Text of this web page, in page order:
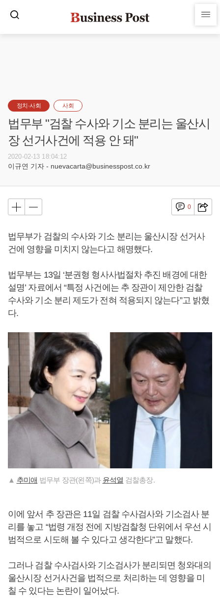
정치·사회 사회
법무부 "검찰 수사와 기소 분리는 울산시
장 선거사건에 적용 안 돼"
2020-02-13 18:04:12
이규연 기자 - nuevacarta@businesspost.co.kr
0
법무부가 검찰의 수사와 기소 분리는 울산시장 선거사
건에 영향을 미치지 않는다고 해명했다.
법무부는 13일 ‘분권형 형사사법절차 추진 배경에 대한
설명’ 자료에서 “특정 사건에는 추 장관이 제안한 검찰
수사와 기소 분리 제도가 전혀 적용되지 않는다”고 밝혔
다.
▲ 추미애 법무부 장관(왼쪽)과 윤석열 검찰총장.
이에 앞서 추 장관은 11일 검찰 수사검사와 기소검사 분
리를 놓고 “법령 개정 전에 지방검찰청 단위에서 우선 시
범적으로 시도해 볼 수 있다고 생각한다”고 말했다.
그러나 검찰 수사검사와 기소검사가 분리되면 청와대의
울산시장 선거사건을 법적으로 처리하는 데 영향을 미
칠 수 있다는 논란이 일어났다.